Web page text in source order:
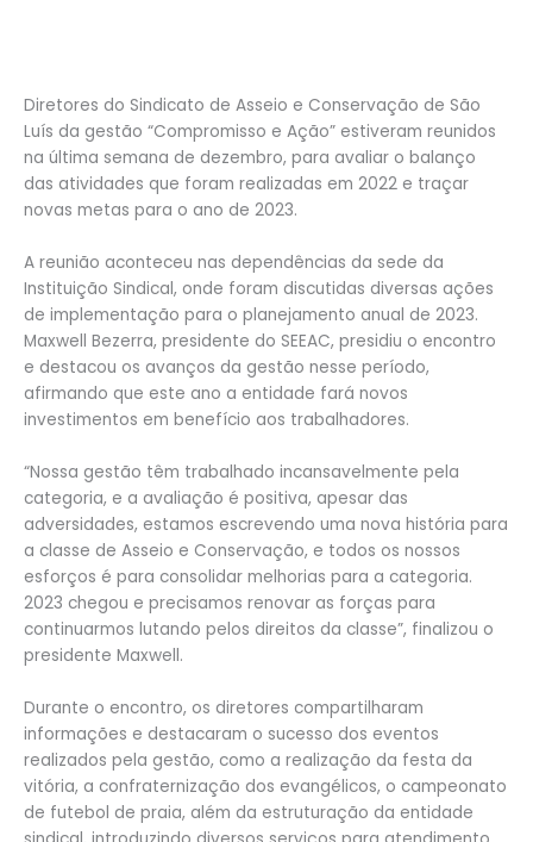
Diretores do Sindicato de Asseio e Conservação de São
Luís da gestão “Compromisso e Ação” estiveram reunidos
na última semana de dezembro, para avaliar o balanço
das atividades que foram realizadas em 2022 e traçar
novas metas para o ano de 2023.
A reunião aconteceu nas dependências da sede da
Instituição Sindical, onde foram discutidas diversas ações
de implementação para o planejamento anual de 2023.
Maxwell Bezerra, presidente do SEEAC, presidiu o encontro
e destacou os avanços da gestão nesse período,
afirmando que este ano a entidade fará novos
investimentos em benefício aos trabalhadores.
“Nossa gestão têm trabalhado incansavelmente pela
categoria, e a avaliação é positiva, apesar das
adversidades, estamos escrevendo uma nova história para
a classe de Asseio e Conservação, e todos os nossos
esforços é para consolidar melhorias para a categoria.
2023 chegou e precisamos renovar as forças para
continuarmos lutando pelos direitos da classe”, finalizou o
presidente Maxwell.
Durante o encontro, os diretores compartilharam
informações e destacaram o sucesso dos eventos
realizados pela gestão, como a realização da festa da
vitória, a confraternização dos evangélicos, o campeonato
de futebol de praia, além da estruturação da entidade